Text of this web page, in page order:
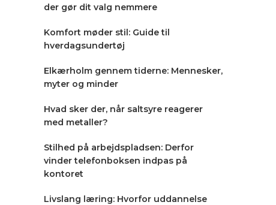
der gør dit valg nemmere
Komfort møder stil: Guide til
hverdagsundertøj
Elkærholm gennem tiderne: Mennesker,
myter og minder
Hvad sker der, når saltsyre reagerer
med metaller?
Stilhed på arbejdspladsen: Derfor
vinder telefonboksen indpas på
kontoret
Livslang læring: Hvorfor uddannelse